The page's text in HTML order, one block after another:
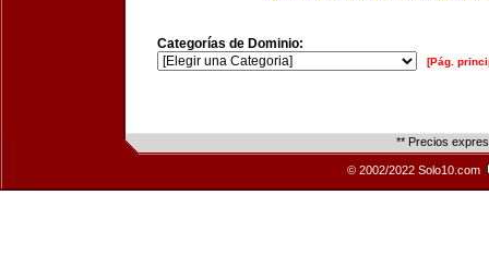
Categorías de Dominio:
[Pág.
** Precios
© 2002/2022 Solo10.com